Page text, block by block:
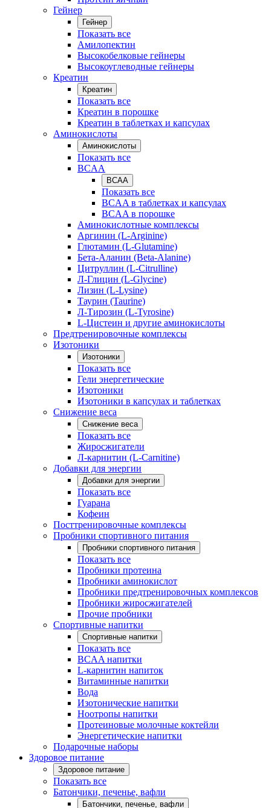
Гейнер
Гейнер
Показать все
Амилопектин
Высокобелковые гейнеры
Высокоуглеводные гейнеры
Креатин
Креатин
Показать все
Креатин в порошке
Креатин в таблетках и капсулах
Аминокислоты
Аминокислоты
Показать все
BCAA
BCAA
Показать все
BCAA в таблетках и капсулах
BCAA в порошке
Аминокислотные комплексы
Аргинин (L-Arginine)
Глютамин (L-Glutamine)
Бета-Аланин (Beta-Alanine)
Цитруллин (L-Citrulline)
Л-Глицин (L-Glycine)
Лизин (L-Lysine)
Таурин (Taurine)
Л-Тирозин (L-Tyrosine)
L-Цистеин и другие аминокислоты
Предтренировочные комплексы
Изотоники
Изотоники
Показать все
Гели энергетические
Изотоники
Изотоники в капсулах и таблетках
Снижение веса
Снижение веса
Показать все
Жиросжигатели
Л-карнитин (L-Carnitine)
Добавки для энергии
Добавки для энергии
Показать все
Гуарана
Кофеин
Посттренировочные комплексы
Пробники спортивного питания
Пробники спортивного питания
Показать все
Пробники протеина
Пробники аминокислот
Пробники предтренировочных комплексов
Пробники жиросжигателей
Прочие пробники
Спортивные напитки
Спортивные напитки
Показать все
BCAA напитки
L-карнитин напиток
Витаминные напитки
Вода
Изотонические напитки
Ноотропы напитки
Протеиновые молочные коктейли
Энергетические напитки
Подарочные наборы
Здоровое питание
Здоровое питание
Показать все
Батончики, печенье, вафли
Батончики, печенье, вафли